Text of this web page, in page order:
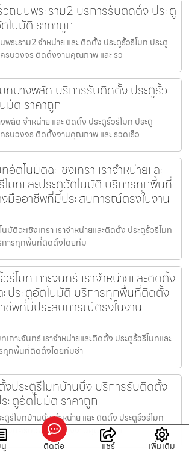
ถนนพระราม2 บริการรับติดตั้ง ประตู
โนมัติ ราคาถูก
ระราม2 จำหน่าย และ ติดตั้ง ประตูรั้วรีโมท ประตู
รบวงจร ติดตั้งงานคุณภาพ และ รว
ทบางพลัด บริการรับติดตั้ง ประตูรั้ว
มัติ ราคาถูก
พลัด จำหน่าย และ ติดตั้ง ประตูรั้วรีโมท ประตู
รบวงจร ติดตั้งงานคุณภาพ และ รวดเร็ว
อัตโนมัติฉะเชิงเทรา เราจำหน่ายและ
มทและประตูอัตโนมัติ บริการทุกพื้นที่
มืออาชีพที่มีประสบการณ์ตรงในงาน
มัติฉะเชิงเทรา เราจำหน่ายและติดตั้ง ประตูรั้วรีโมท
การทุกพื้นที่ติดตั้งโดยทีม
โมทเกาะจันทร์ เราจำหน่ายและติดตั้ง
ะประตูอัตโนมัติ บริการทุกพื้นที่ติดตั้ง
ชีพที่มีประสบการณ์ตรงในงาน
กาะจันทร์ เราจำหน่ายและติดตั้ง ประตูรั้วรีโมทและ
ทุกพื้นที่ติดตั้งโดยทีมช่า
งประตูรีโมทบ้านบึง บริการรับติดตั้ง
ะตูอัตโนมัติ ราคาถูก
ตูรีโมทบ้านบึง จำหน่าย และ ติดตั้ง ประตูรั้วรีโมท
แบบครบวงจร ติดตั้งงานคุณภาพ แ
ติดต่อ แชร์ เพิ่มเติม